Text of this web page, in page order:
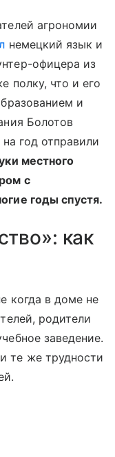
агрономии
немецкий язык и
офицера из
полку, что и его
и
Болотов
год отправили
местного
с
годы спустя.
как
когда в доме не
родители
заведение.
те же трудности